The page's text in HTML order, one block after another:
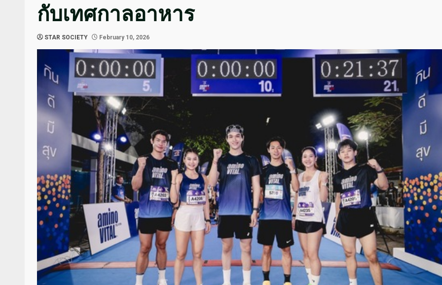
กับเทศกาลอาหาร
STAR SOCIETY February 10, 2026